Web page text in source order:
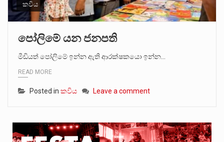
කවිය
පෝලිමේ යන ජනපති
මීඩියත් පෝලිමේ ඉන්න ඇති ආරක්ෂකයො ඉන්න…
READ MORE
Posted in කවිය Leave a comment